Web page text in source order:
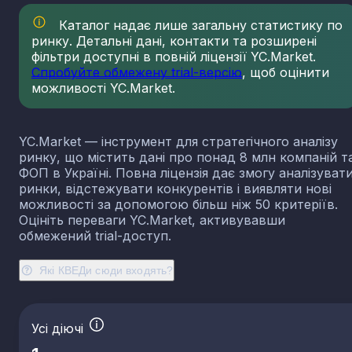
Які КВЕДи сюди входять?
Каталог надає лише загальну статистику по
ринку. Детальні дані, контакти та розширені
фільтри доступні в повній ліцензії YC.Market.
Спробуйте обмежену trial-версію, щоб оцінити
можливості YC.Market.
YC.Market — інструмент для стратегічного аналізу
ринку, що містить дані про понад 8 млн компаній
ФОП в Україні. Повна ліцензія дає змогу
ринки, відстежувати конкурентів і виявляти нові
можливості за допомогою більш ніж 50 критеріїв.
Оцініть переваги YC.Market, активувавши
обмежений trial-доступ.
Усі діючі
23.14 Виробництво скловолокна
23.19 Виробництво й оброблення інших скляних
у тому числі технічних
23.20 Виробництво вогнетривких виробів
23.31 Виробництво керамічних плиток і плит
виробів із випаленої глини
23.41
Виробництво господарських і декоративних
керамічних виробів
23.42 Виробництво керамічних санітарно-технічних
виробів
23.43 Виробництво керамічних електроізоляторів та
23.44 Виробництво інших керамічних виробів
призначення
23.51 Виробництво цементу